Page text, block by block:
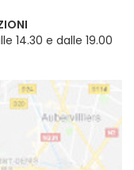
14.30 e dalle 19.00